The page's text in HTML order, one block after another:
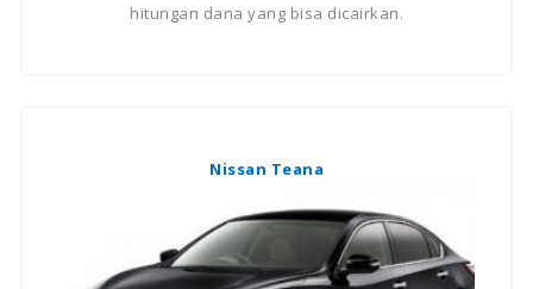
hitungan dana yang bisa dicairkan.
Nissan Teana